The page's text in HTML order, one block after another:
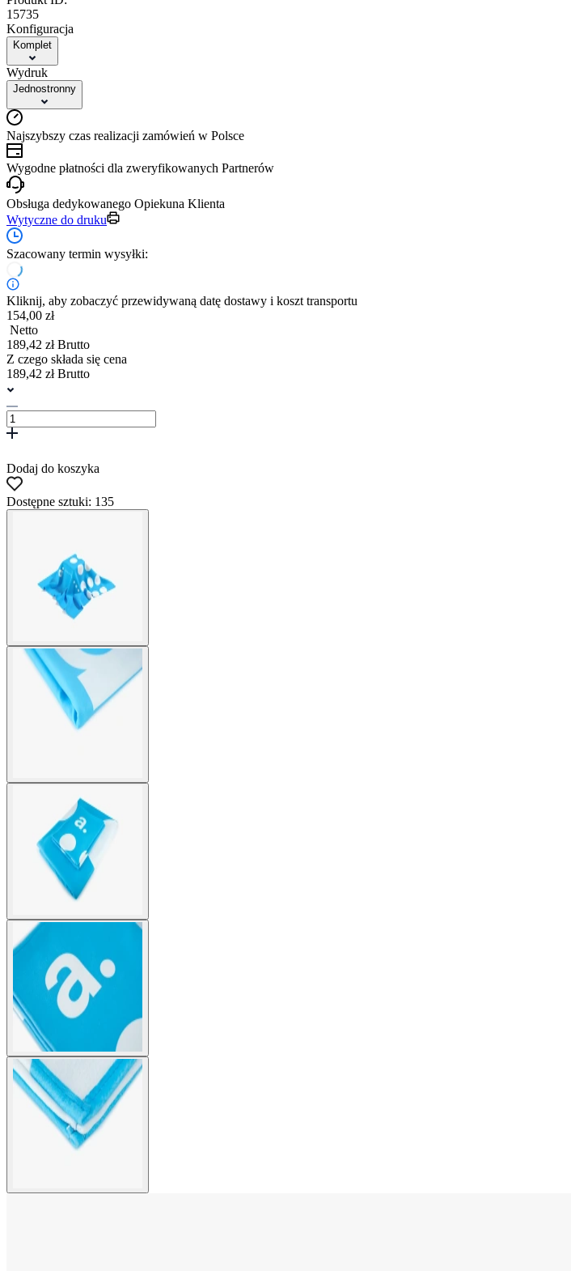
15735
Konfiguracja
Komplet
Wydruk
Jednostronny
Najszybszy czas realizacji zamówień w Polsce
Wygodne płatności dla zweryfikowanych Partnerów
Obsługa dedykowanego Opiekuna Klienta
Wytyczne do druku
Szacowany termin wysyłki:
Kliknij, aby zobaczyć przewidywaną datę dostawy i koszt transportu
154,00 zł
Netto
189,42 zł Brutto
Z czego składa się cena
189,42 zł Brutto
Dodaj do koszyka
Dostępne sztuki: 135